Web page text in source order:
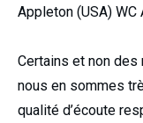
Appleton (USA)
Certains et non des
nous en sommes
qualité d’écoute